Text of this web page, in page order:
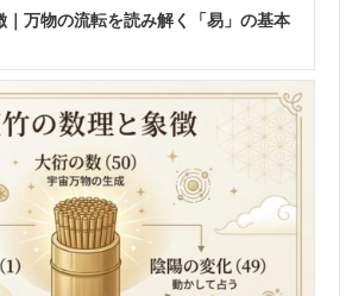
｜万物の流転を読み解く「易」の基本